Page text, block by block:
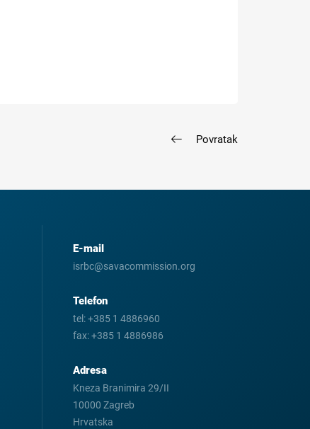
Povratak
E-mail
isrbc@savacommission.org
Telefon
tel:+385 1 4886960
fax:+385 1 4886986
Adresa
Kneza Branimira 29/II
10000 Zagreb
Hrvatska